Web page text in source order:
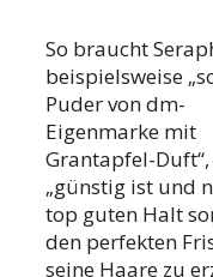
So braucht
beispielsweise
Puder von dm-
Eigenmarke mit
Grantapfel-
„günstig ist und
top guten Halt
den perfekten
seine Haare zu